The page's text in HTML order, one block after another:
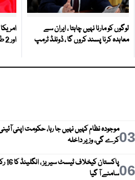
لوگوں کو مارنا نہیں چاہتا ، ایران سے
معاہدہ کرنا پسند کروں گا ، ڈونلڈ ٹرمپ
اور 2 طیاروں پر عائد پابندیاں ختم کر دیں
03موجودہ نظام کہیں نہیں جا رہا، حکومت اپنی
کرے گی، وزیر داخلہ
06سامنے آ گیا